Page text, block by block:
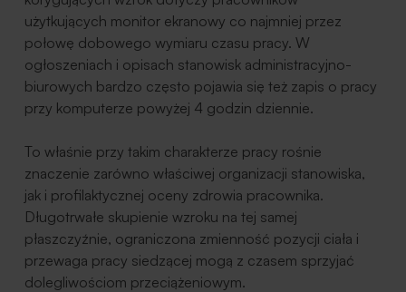
użytkujących monitor ekranowy co najmniej przez
połowę dobowego wymiaru czasu pracy. W
ogłoszeniach i opisach stanowisk administracyjno-
biurowych bardzo często pojawia się też zapis o pracy
przy komputerze powyżej 4 godzin dziennie.
To właśnie przy takim charakterze pracy rośnie
znaczenie zarówno właściwej organizacji stanowiska,
jak i profilaktycznej oceny zdrowia pracownika.
Długotrwałe skupienie wzroku na tej samej
płaszczyźnie, ograniczona zmienność pozycji ciała i
przewaga pracy siedzącej mogą z czasem sprzyjać
dolegliwościom przeciążeniowym.